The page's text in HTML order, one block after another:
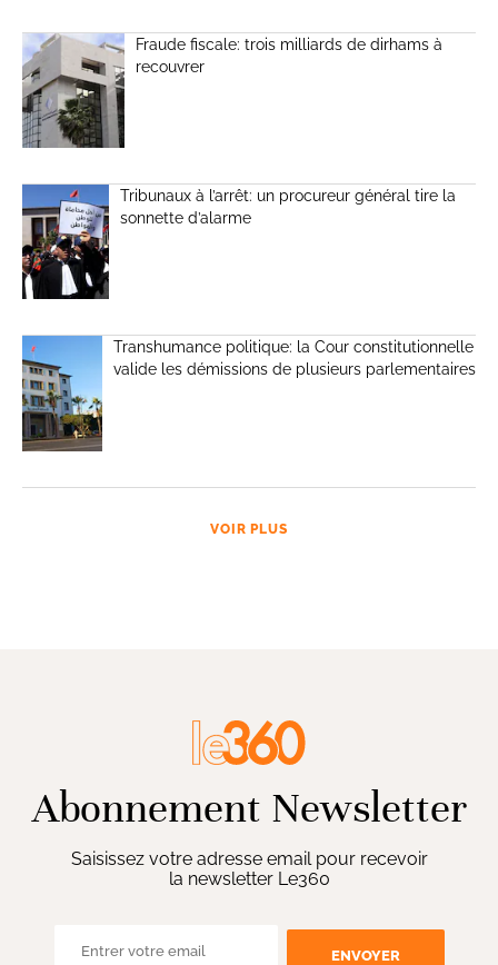
Fraude fiscale: trois milliards de dirhams à
recouvrer
Tribunaux à l’arrêt: un procureur général tire la
sonnette d’alarme
Transhumance politique: la Cour constitutionnelle
valide les démissions de plusieurs parlementaires
VOIR PLUS
Abonnement Newsletter
Saisissez votre adresse email pour recevoir
la newsletter Le360
ENVOYER